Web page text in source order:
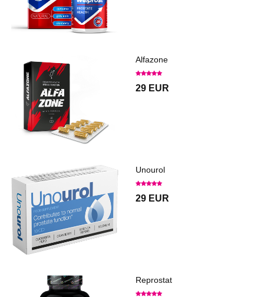
Alfazone
29 EUR
Unourol
29 EUR
Reprostat